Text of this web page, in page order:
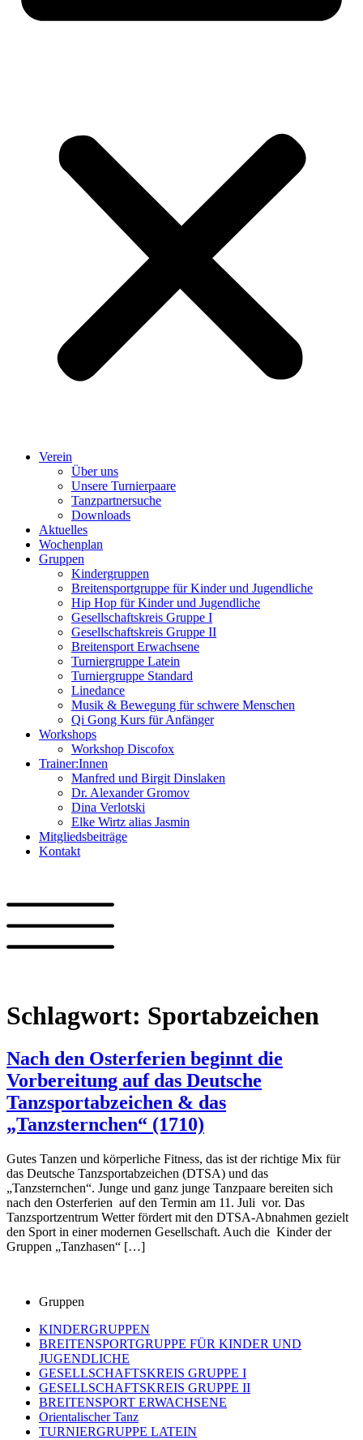
Verein
Über uns
Unsere Turnierpaare
Tanzpartnersuche
Downloads
Aktuelles
Wochenplan
Gruppen
Kindergruppen
Breitensportgruppe für Kinder und Jugendliche
Hip Hop für Kinder und Jugendliche​
Gesellschaftskreis Gruppe I
Gesellschaftskreis Gruppe II
Breitensport Erwachsene
Turniergruppe Latein
Turniergruppe Standard
Linedance
Musik & Bewegung für schwere Menschen​
Qi Gong Kurs für Anfänger
Workshops
Workshop Discofox
Trainer:Innen
Manfred und Birgit Dinslaken
Dr. Alexander Gromov
Dina Verlotski
Elke Wirtz alias Jasmin
Mitgliedsbeiträge
Kontakt
Schlagwort: Sportabzeichen
Nach den Osterferien beginnt die
Vorbereitung auf das Deutsche
Tanzsportabzeichen & das
„Tanzsternchen“ (1710)
Gutes Tanzen und körperliche Fitness, das ist der richtige Mix für
das Deutsche Tanzsportabzeichen (DTSA) und das
„Tanzsternchen“. Junge und ganz junge Tanzpaare bereiten sich
nach den Osterferien auf den Termin am 11. Juli vor. Das
Tanzsportzentrum Wetter fördert mit den DTSA-Abnahmen gezielt
den Sport in einer modernen Gesellschaft. Auch die Kinder der
Gruppen „Tanzhasen“ […]
Gruppen
KINDERGRUPPEN
BREITENSPORTGRUPPE FÜR KINDER UND
JUGENDLICHE
GESELLSCHAFTSKREIS GRUPPE I
GESELLSCHAFTSKREIS GRUPPE II
BREITENSPORT ERWACHSENE
Orientalischer Tanz
TURNIERGRUPPE LATEIN